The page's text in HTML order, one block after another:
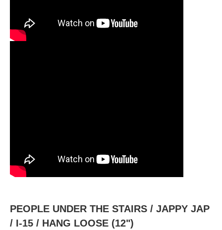
PEOPLE UNDER THE STAIRS / JAPPY JAP
/ I-15 / HANG LOOSE (12")